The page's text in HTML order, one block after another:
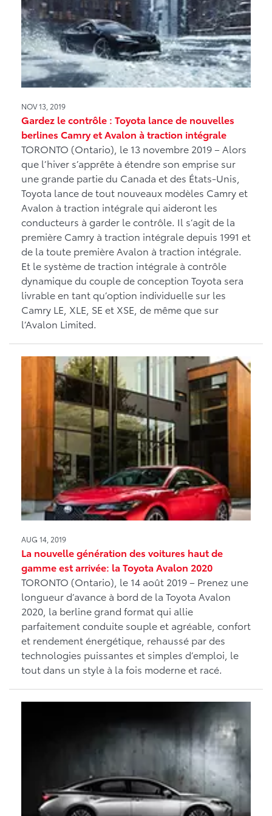
NOV 13, 2019
Gardez le contrôle : Toyota lance de nouvelles
berlines Camry et Avalon à traction intégrale
TORONTO (Ontario), le 13 novembre 2019 – Alors
que l’hiver s’apprête à étendre son emprise sur
une grande partie du Canada et des États-Unis,
Toyota lance de tout nouveaux modèles Camry et
Avalon à traction intégrale qui aideront les
conducteurs à garder le contrôle. Il s’agit de la
première Camry à traction intégrale depuis 1991 et
de la toute première Avalon à traction intégrale.
Et le système de traction intégrale à contrôle
dynamique du couple de conception Toyota sera
livrable en tant qu’option individuelle sur les
Camry LE, XLE, SE et XSE, de même que sur
l’Avalon Limited.
AUG 14, 2019
La nouvelle génération des voitures haut de
gamme est arrivée: la Toyota Avalon 2020
TORONTO (Ontario), le 14 août 2019 – Prenez une
longueur d’avance à bord de la Toyota Avalon
2020, la berline grand format qui allie
parfaitement conduite souple et agréable, confort
et rendement énergétique, rehaussé par des
technologies puissantes et simples d’emploi, le
tout dans un style à la fois moderne et racé.